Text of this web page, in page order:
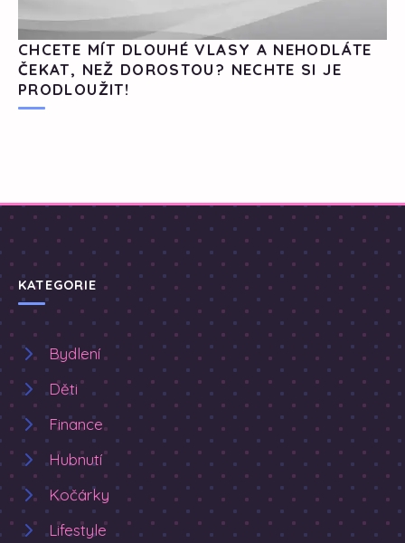
CHCETE MÍT DLOUHÉ VLASY A NEHODLÁTE
ČEKAT, NEŽ DOROSTOU? NECHTE SI JE
PRODLOUŽIT!
KATEGORIE
Bydlení
Děti
Finance
Hubnutí
Kočárky
Lifestyle